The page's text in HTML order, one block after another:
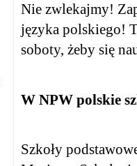
Nie zwlekajmy!
języka polskiego!
soboty, żeby się
W NPW polskie
Szkoły